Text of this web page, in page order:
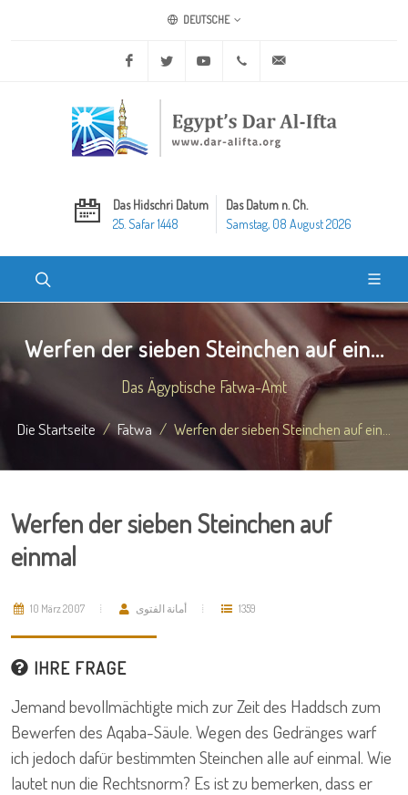
DEUTSCHE
Facebook Twitter Youtube +20 2 25970400
Das Hidschri Datum
25. Safar 1448
Das Datum n. Ch.
Samstag, 08 August 2026
Werfen der sieben Steinchen auf ein...
Das Ägyptische Fatwa-Amt
Die Startseite Fatwa Werfen der sieben Steinchen auf ein...
Werfen der sieben Steinchen auf
einmal
10 März 2007 أمانة الفتوى 1359
IHRE FRAGE
Jemand bevollmächtigte mich zur Zeit des Haddsch zum
Bewerfen des Aqaba-Säule. Wegen des Gedränges warf
ich jedoch dafür bestimmten Steinchen alle auf einmal. Wie
lautet nun die Rechtsnorm? Es ist zu bemerken, dass er